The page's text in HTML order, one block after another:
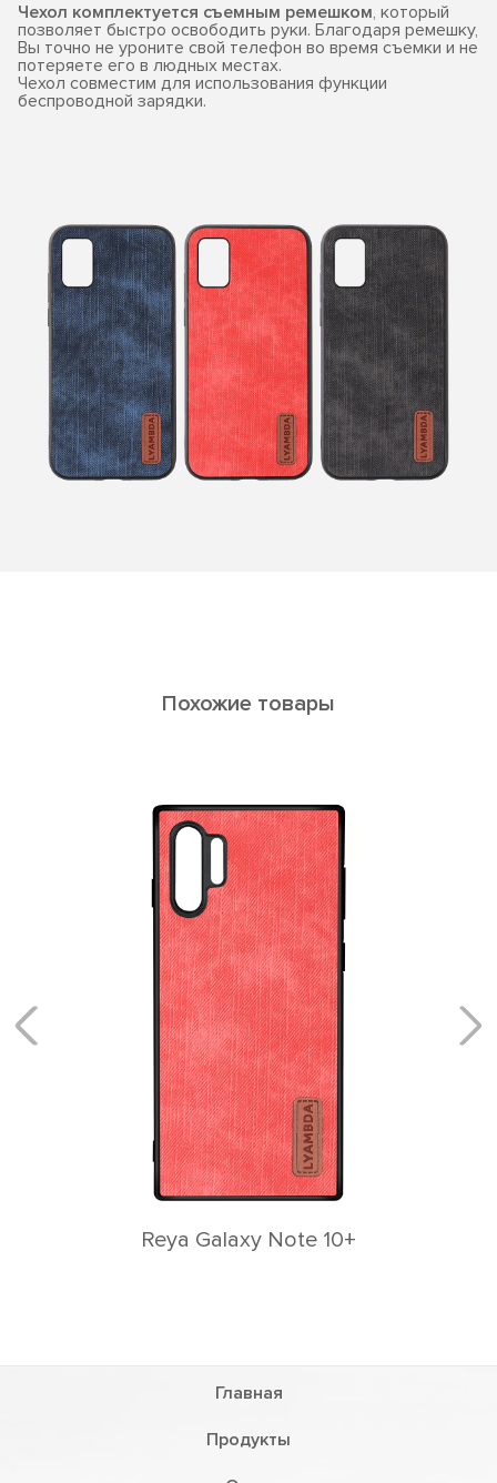
Чехол комплектуется съемным ремешком, который
позволяет быстро освободить руки. Благодаря ремешку,
Вы точно не уроните свой телефон во время съемки и не
потеряете его в людных местах.
Чехол совместим для использования функции
беспроводной зарядки.
Похожие товары
Reya Galaxy Note 10+
Главная
Продукты